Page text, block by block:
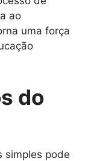
ao
uma força
do
simples pode